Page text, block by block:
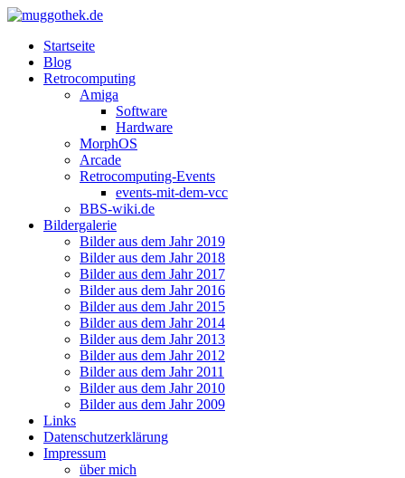
Startseite
Blog
Retrocomputing
Amiga
Software
Hardware
MorphOS
Arcade
Retrocomputing-Events
events-mit-dem-vcc
BBS-wiki.de
Bildergalerie
Bilder aus dem Jahr 2019
Bilder aus dem Jahr 2018
Bilder aus dem Jahr 2017
Bilder aus dem Jahr 2016
Bilder aus dem Jahr 2015
Bilder aus dem Jahr 2014
Bilder aus dem Jahr 2013
Bilder aus dem Jahr 2012
Bilder aus dem Jahr 2011
Bilder aus dem Jahr 2010
Bilder aus dem Jahr 2009
Links
Datenschutzerklärung
Impressum
über mich